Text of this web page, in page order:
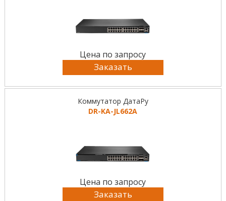
Цена по запросу
Заказать
Коммутатор ДатаРу
DR-KА-JL662A
Цена по запросу
Заказать